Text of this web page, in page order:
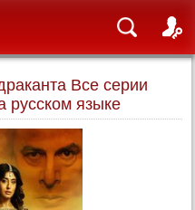
Все серии
русском языке